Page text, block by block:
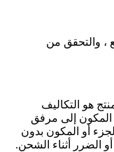
، والتحقق من
هو التكاليف
المكون إلى مرفق
أو المكون بدون
الضرر أثناء الشحن.